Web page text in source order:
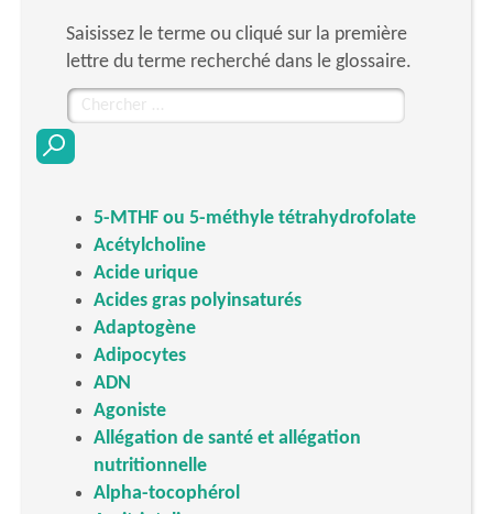
Saisissez le terme ou cliqué sur la première
lettre du terme recherché dans le glossaire.
Chercher
pour
5-MTHF ou 5-méthyle tétrahydrofolate
Acétylcholine
Acide urique
Acides gras polyinsaturés
Adaptogène
Adipocytes
ADN
Agoniste
Allégation de santé et allégation
nutritionnelle
Alpha-tocophérol